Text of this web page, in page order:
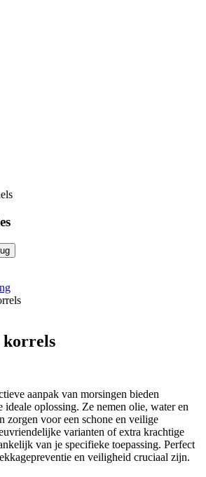
korrels
aanpak van morsingen bieden
ideale oplossing. Ze nemen olie, water en
zorgen voor een schone en veilige
varianten of extra krachtige
van je specifieke toepassing. Perfect
en veiligheid cruciaal zijn.